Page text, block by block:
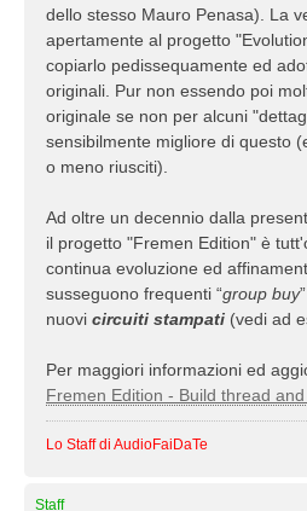
dello stesso Mauro Penasa). La
apertamente al progetto
copiarlo pedissequamente ed
originali. Pur non essendo poi
originale se non per alcuni
sensibilmente migliore di questo
o meno riusciti).
Ad oltre un decennio dalla
il progetto "Fremen Edition" è
continua evoluzione ed
susseguono frequenti “group buy
nuovi circuiti stampati (vedi ad
Per maggiori informazioni ed
Fremen Edition - Build thread
Lo Staff di AudioFaiDaTe
Staff